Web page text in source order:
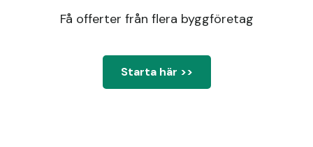
Få offerter från flera byggföretag
Starta här >>